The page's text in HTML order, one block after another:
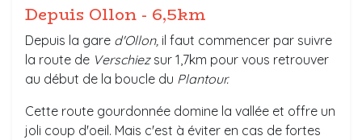
Depuis Ollon - 6,5km
Depuis la gare d'Ollon, il faut commencer par suivre
la route de Verschiezsur 1,7km pour vous retrouver
au début de la boucle du Plantour.
Cette route gourdonnée domine la vallée et offre un
joli coup d'oeil. Mais c'est à éviter en cas de fortes